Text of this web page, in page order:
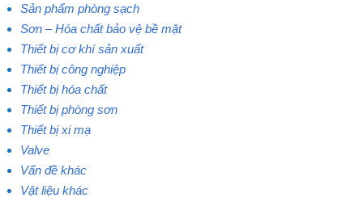
Sản phẩm phòng sạch
Sơn – Hóa chất bảo vệ bề mặt
Thiết bị cơ khí sản xuất
Thiết bị công nghiệp
Thiết bị hóa chất
Thiết bị phòng sơn
Thiết bị xi mạ
Valve
Vấn đề khác
Vật liệu khác